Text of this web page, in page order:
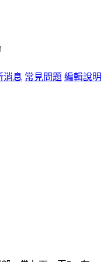
消息 常見問題 編輯說明